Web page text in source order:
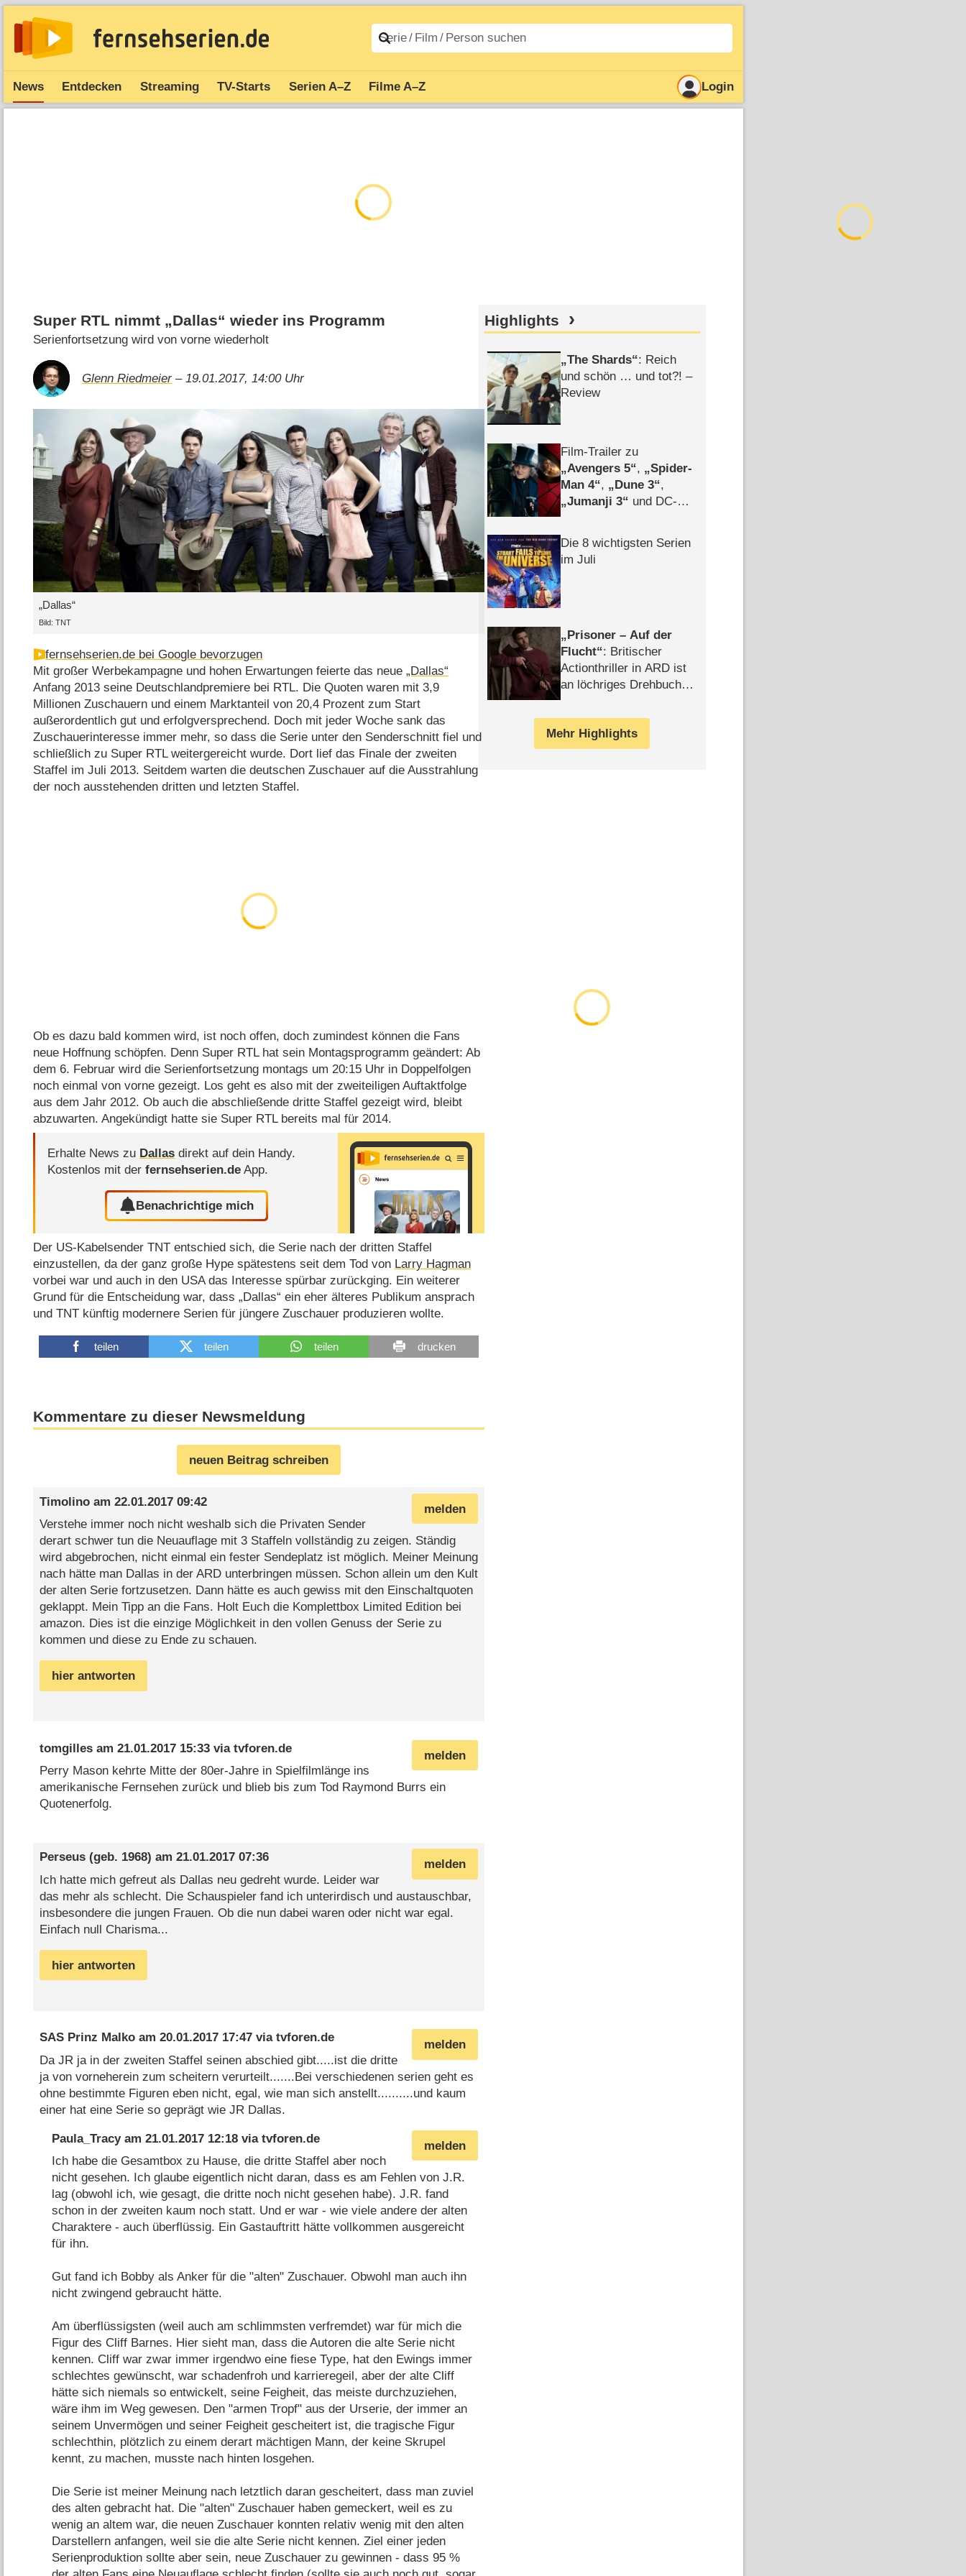
News Entdecken Streaming TV-Starts Serien A–Z Filme A–Z Login
Super RTL nimmt „Dallas“ wieder ins Programm
Serienfortsetzung wird von vorne wiederholt
Glenn Riedmeier– 19.01.2017, 14:00 Uhr
„Dallas“
Bild: TNT
fernsehserien.de bei Google bevorzugen
Mit großer Werbekampagne und hohen Erwartungen feierte das neue„Dallas“
Anfang 2013 seine Deutschlandpremiere bei RTL. Die Quoten waren mit 3,9
Millionen Zuschauern und einem Marktanteil von 20,4 Prozent zum Start
außerordentlich gut und erfolgversprechend. Doch mit jeder Woche sank das
Zuschauerinteresse immer mehr, so dass die Serie unter den Senderschnitt fiel und
schließlich zu Super RTL weitergereicht wurde. Dort lief das Finale der zweiten
Staffel im Juli 2013. Seitdem warten die deutschen Zuschauer auf die Ausstrahlung
der noch ausstehenden dritten und letzten Staffel.
Ob es dazu bald kommen wird, ist noch offen, doch zumindest können die Fans
neue Hoffnung schöpfen. Denn Super RTL hat sein Montagsprogramm geändert: Ab
dem 6. Februar wird die Serienfortsetzung montags um 20:15 Uhr in Doppelfolgen
noch einmal von vorne gezeigt. Los geht es also mit der zweiteiligen Auftaktfolge
aus dem Jahr 2012. Ob auch die abschließende dritte Staffel gezeigt wird, bleibt
abzuwarten. Angekündigt hatte sie Super RTL bereits mal für 2014.
Erhalte News zu Dallas direkt auf dein Handy.
Kostenlos mit derfernsehserien.de App.
Benachrichtige mich
Der US-Kabelsender TNT entschied sich, die Serie nach der dritten Staffel
einzustellen, da der ganz große Hype spätestens seit dem Tod von Larry Hagman
vorbei war und auch in den USA das Interesse spürbar zurückging. Ein weiterer
Grund für die Entscheidung war, dass „Dallas“ ein eher älteres Publikum ansprach
und TNT künftig modernere Serien für jüngere Zuschauer produzieren wollte.
teilen teilen teilen drucken
Kommentare zu dieser Newsmeldung
neuen Beitrag schreiben
melden
Timolinoam 22.01.2017 09:42
Verstehe immer noch nicht weshalb sich die Privaten Sender
derart schwer tun die Neuauflage mit 3 Staffeln vollständig zu zeigen. Ständig
wird abgebrochen, nicht einmal ein fester Sendeplatz ist möglich. Meiner Meinung
nach hätte man Dallas in der ARD unterbringen müssen. Schon allein um den Kult
der alten Serie fortzusetzen. Dann hätte es auch gewiss mit den Einschaltquoten
geklappt. Mein Tipp an die Fans. Holt Euch die Komplettbox Limited Edition bei
amazon. Dies ist die einzige Möglichkeit in den vollen Genuss der Serie zu
kommen und diese zu Ende zu schauen.
hier antworten
melden
tomgillesam 21.01.2017 15:33via tvforen.de
Perry Mason kehrte Mitte der 80er-Jahre in Spielfilmlänge ins
amerikanische Fernsehen zurück und blieb bis zum Tod Raymond Burrs ein
Quotenerfolg.
melden
Perseus(geb. 1968) am 21.01.2017 07:36
Ich hatte mich gefreut als Dallas neu gedreht wurde. Leider war
das mehr als schlecht. Die Schauspieler fand ich unterirdisch und austauschbar,
insbesondere die jungen Frauen. Ob die nun dabei waren oder nicht war egal.
Einfach null Charisma...
hier antworten
melden
SAS Prinz Malkoam 20.01.2017 17:47via tvforen.de
Da JR ja in der zweiten Staffel seinen abschied gibt.....ist die dritte
ja von vorneherein zum scheitern verurteilt.......Bei verschiedenen serien geht es
ohne bestimmte Figuren eben nicht, egal, wie man sich anstellt..........und kaum
einer hat eine Serie so geprägt wie JR Dallas.
melden
Paula_Tracyam 21.01.2017 12:18via tvforen.de
Ich habe die Gesamtbox zu Hause, die dritte Staffel aber noch
nicht gesehen. Ich glaube eigentlich nicht daran, dass es am Fehlen von J.R.
lag (obwohl ich, wie gesagt, die dritte noch nicht gesehen habe). J.R. fand
schon in der zweiten kaum noch statt. Und er war - wie viele andere der alten
Charaktere - auch überflüssig. Ein Gastauftritt hätte vollkommen ausgereicht
für ihn.
Gut fand ich Bobby als Anker für die "alten" Zuschauer. Obwohl man auch ihn
nicht zwingend gebraucht hätte.
Am überflüssigsten (weil auch am schlimmsten verfremdet) war für mich die
Figur des Cliff Barnes. Hier sieht man, dass die Autoren die alte Serie nicht
kennen. Cliff war zwar immer irgendwo eine fiese Type, hat den Ewings immer
schlechtes gewünscht, war schadenfroh und karrieregeil, aber der alte Cliff
hätte sich niemals so entwickelt, seine Feigheit, das meiste durchzuziehen,
wäre ihm im Weg gewesen. Den "armen Tropf" aus der Urserie, der immer an
seinem Unvermögen und seiner Feigheit gescheitert ist, die tragische Figur
schlechthin, plötzlich zu einem derart mächtigen Mann, der keine Skrupel
kennt, zu machen, musste nach hinten losgehen.
Die Serie ist meiner Meinung nach letztlich daran gescheitert, dass man zuviel
des alten gebracht hat. Die "alten" Zuschauer haben gemeckert, weil es zu
wenig an altem war, die neuen Zuschauer konnten relativ wenig mit den alten
Darstellern anfangen, weil sie die alte Serie nicht kennen. Ziel einer jeden
Serienproduktion sollte aber sein, neue Zuschauer zu gewinnen - dass 95 %
Highlights
The Shards : Reich
und schön … und tot?! –
Review
Film-Trailer zu
Avengers 5 ,
Spider-
Man 4 , Dune 3 ,
Jumanji 3
und DC-
Die 8 wichtigsten Serien
im Juli
Prisoner – Auf der
Flucht : Britischer
Actionthriller in ARD ist
an löchriges Drehbuch
Mehr Highlights